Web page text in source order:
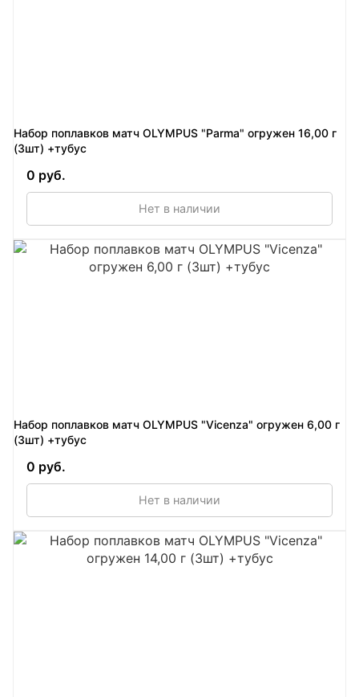
Набор поплавков матч OLYMPUS "Parma" огружен 16,00 г
(3шт) +тубус
0 руб.
Нет в наличии
Набор поплавков матч OLYMPUS "Vicenza" огружен 6,00 г
(3шт) +тубус
0 руб.
Нет в наличии